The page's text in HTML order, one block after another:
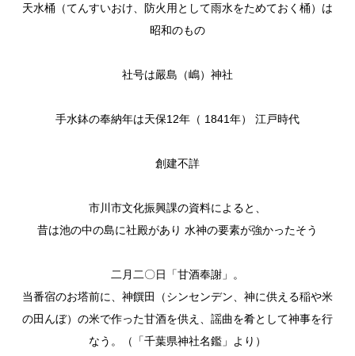
天水桶（てんすいおけ、防火用として雨水をためておく桶）は
昭和のもの
社号は嚴島（嶋）神社
手水鉢の奉納年は天保12年（ 1841年） 江戸時代
創建不詳
市川市文化振興課の資料によると、
昔は池の中の島に社殿があり 水神の要素が強かったそう
二月二〇日「甘酒奉謝」。
当番宿のお塔前に、神饌田（シンセンデン、神に供える稲や米
の田んぼ）の米で作った甘酒を供え、謡曲を肴として神事を行
なう。（「千葉県神社名鑑」より）